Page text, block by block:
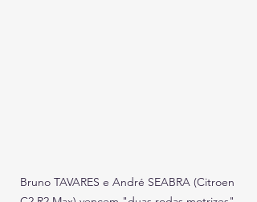
Bruno TAVARES e André SEABRA (Citroen